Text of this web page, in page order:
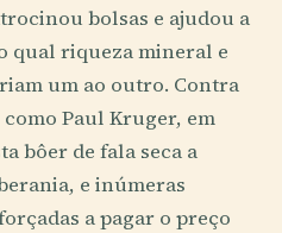
bolsas e ajudou a
qual riqueza mineral e
um ao outro. Contra
Paul Kruger, em
bôer de fala seca a
e inúmeras
a pagar o preço